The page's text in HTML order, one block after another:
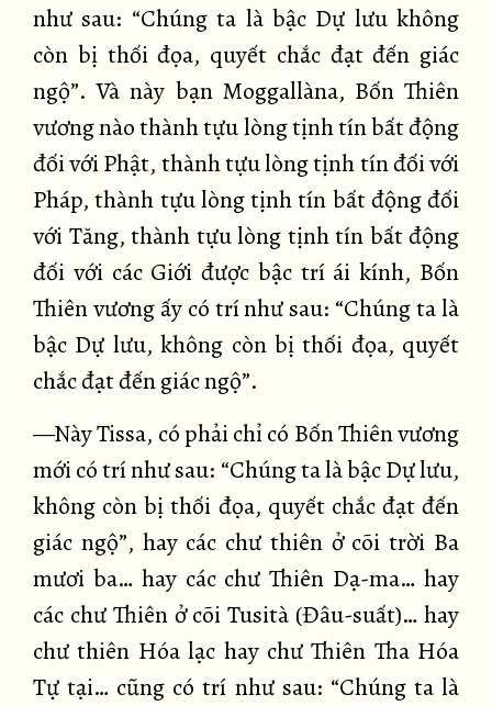
như sau: “Chúng ta là bậc Dự lưu không
còn bị thối đọa, quyết chắc đạt đến giác
ngộ”. Và này bạn Moggallàna, Bốn Thiên
vương nào thành tựu lòng tịnh tín bất động
đối với Phật, thành tựu lòng tịnh tín đối với
Pháp, thành tựu lòng tịnh tín bất động đối
với Tăng, thành tựu lòng tịnh tín bất động
đối với các Giới được bậc trí ái kính, Bốn
Thiên vương ấy có trí như sau: “Chúng ta là
bậc Dự lưu, không còn bị thối đọa, quyết
chắc đạt đến giác ngộ”.
—Này Tissa, có phải chỉ có Bốn Thiên vương
mới có trí như sau: “Chúng ta là bậc Dự lưu,
không còn bị thối đọa, quyết chắc đạt đến
giác ngộ”, hay các chư thiên ở cõi trời Ba
mươi ba… hay các chư Thiên Dạ-ma… hay
các chư Thiên ở cõi Tusità (Đâu-suất)… hay
chư thiên Hóa lạc hay chư Thiên Tha Hóa
Tự tại… cũng có trí như sau: “Chúng ta là